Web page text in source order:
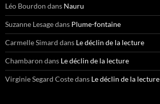
Léo Bourdon dans Nauru
Suzanne Lesagedans Plume-fontaine
Carmelle Simard dans Le déclin de la lecture
Chambaron dans Le déclin de la lecture
Virginie Segard Costedans Le déclin de la lecture